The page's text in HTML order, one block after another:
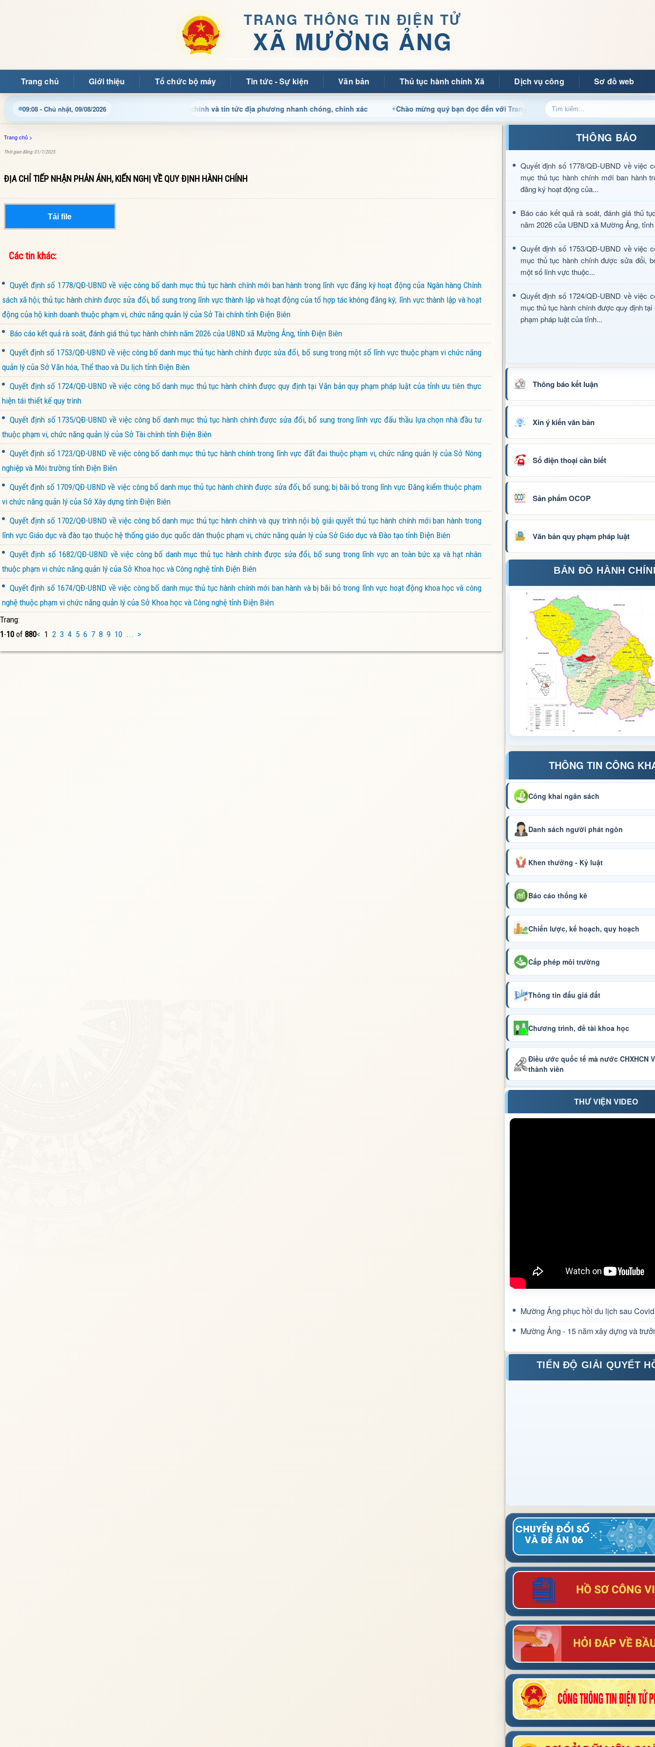
TRANG THÔNG TIN ĐIỆN TỬ
XÃ MƯỜNG ẢNG
Trang chủ Giới thiệu Tổ chức bộ máy Tin tức - Sự kiện Văn bản Thủ tục hành chính Xã Dịch vụ công Sơ đồ web
09:08 - Chủ nhật, 09/08/2026
Cập nhật thông tin điều hành, thủ tục hành chính và tin tức địa phương nhanh chóng, chính xác Chào mừng quý bạn đọc đến với Trang thông tin điện tử xã Mường Ảng
Trang chủ >
Thời gian đăng: 01/7/2025
ĐỊA CHỈ TIẾP NHẬN PHẢN ÁNH, KIẾN NGHỊ VỀ QUY ĐỊNH HÀNH CHÍNH
Tải file
Các tin khác:
Quyết định số 1778/QĐ-UBND về việc công bố danh mục thủ tục hành chính mới ban hành trong lĩnh vực đăng ký hoạt động của Ngân hàng Chính
sách xã hội; thủ tục hành chính được sửa đổi, bổ sung trong lĩnh vực thành lập và hoạt động của tổ hợp tác không đăng ký; lĩnh vực thành lập và hoạt
động của hộ kinh doanh thuộc phạm vi, chức năng quản lý của Sở Tài chính tỉnh Điện Biên
Báo cáo kết quả rà soát, đánh giá thủ tục hành chính năm 2026 của UBND xã Mường Ảng, tỉnh Điện Biên
Quyết định số 1753/QĐ-UBND về việc công bố danh mục thủ tục hành chính được sửa đổi, bổ sung trong một số lĩnh vực thuộc phạm vi chức năng
quản lý của Sở Văn hóa, Thể thao và Du lịch tỉnh Điện Biên
Quyết định số 1724/QĐ-UBND về việc công bố danh mục thủ tục hành chính được quy định tại Văn bản quy phạm pháp luật của tỉnh ưu tiên thực
hiện tái thiết kế quy trình
Quyết định số 1735/QĐ-UBND về việc công bố danh mục thủ tục hành chính được sửa đổi, bổ sung trong lĩnh vực đấu thầu lựa chọn nhà đầu tư
thuộc phạm vi, chức năng quản lý của Sở Tài chính tỉnh Điện Biên
Quyết định số 1723/QĐ-UBND về việc công bố danh mục thủ tục hành chính trong lĩnh vực đất đai thuộc phạm vi, chức năng quản lý của Sở Nông
nghiệp và Môi trường tỉnh Điện Biên
Quyết định số 1709/QĐ-UBND về việc công bố danh mục thủ tục hành chính được sửa đổi, bổ sung; bị bãi bỏ trong lĩnh vực Đăng kiểm thuộc phạm
vi chức năng quản lý của Sở Xây dựng tỉnh Điện Biên
Quyết định số 1702/QĐ-UBND về việc công bố danh mục thủ tục hành chính và quy trình nội bộ giải quyết thủ tục hành chính mới ban hành trong
lĩnh vực Giáo dục và đào tạo thuộc hệ thống giáo dục quốc dân thuộc phạm vi, chức năng quản lý của Sở Giáo dục và Đào tạo tỉnh Điện Biên
Quyết định số 1682/QĐ-UBND về việc công bố danh mục thủ tục hành chính được sửa đổi, bổ sung trong lĩnh vực an toàn bức xạ và hạt nhân
thuộc phạm vi chức năng quản lý của Sở Khoa học và Công nghệ tỉnh Điện Biên
Quyết định số 1674/QĐ-UBND về việc công bố danh mục thủ tục hành chính mới ban hành và bị bãi bỏ trong lĩnh vực hoạt động khoa học và công
nghệ thuộc phạm vi chức năng quản lý của Sở Khoa học và Công nghệ tỉnh Điện Biên
Trang:
1-10 of 880< 1 2 3 4 5 6 7 8 9 10 ... >
THÔNG BÁO
Quyết định số 1778/QĐ-UBND về việc
mục thủ tục hành chính mới ban hành
đăng ký hoạt động của...
Báo cáo kết quả rà soát, đánh giá thủ
năm 2026 của UBND xã Mường Ảng,
Quyết định số 1753/QĐ-UBND về việc
mục thủ tục hành chính được sửa đổi,
một số lĩnh vực thuộc...
Quyết định số 1724/QĐ-UBND về việc
mục thủ tục hành chính được quy định tại
phạm pháp luật của tỉnh...
Thông báo kết luận
Xin ý kiến văn bản
Số điện thoại cần biết
Sản phẩm OCOP
Văn bản quy phạm pháp luật
BẢN ĐỒ HÀNH
THÔNG TIN CÔNG
Công khai ngân sách
Danh sách người phát ngôn
Khen thưởng - Kỷ luật
Báo cáo thống kê
Chiến lược, kế hoạch, quy hoạch
Cấp phép môi trường
Thông tin đấu giá đất
Chương trình, đề tài khoa học
Điều ước quốc tế mà nước CHXHCN
thành viên
THƯ VIỆN VIDEO
Mường Ảng phục hồi du lịch sau
Mường Ảng - 15 năm xây dựng và
TIẾN ĐỘ GIẢI QUYẾT